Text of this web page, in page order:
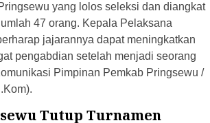
yang lolos seleksi dan diangkat
47 orang. Kepala Pelaksana
jajarannya dapat meningkatkan
pengabdian setelah menjadi seorang
Pimpinan Pemkab Pringsewu /
Tutup Turnamen